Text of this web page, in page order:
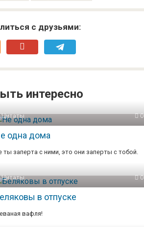
с друзьями:
интересно
Цитаты 0
одна дома
ты заперта с ними, это они заперты с тобой.
Цитаты 0
в отпуске
вафля!